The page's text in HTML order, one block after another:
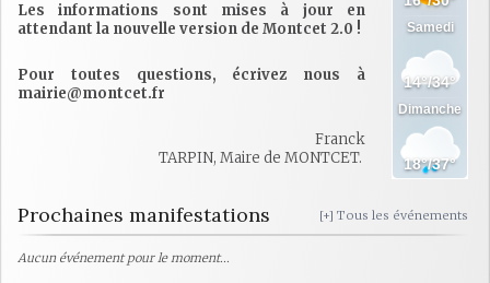
Les informations sont mises à jour en
attendant la nouvelle version de Montcet 2.0 !
Pour toutes questions, écrivez nous à
mairie@montcet.fr
Franck
TARPIN, Maire de MONTCET.
Prochaines manifestations [+] Tous les événements
Aucun événement pour le moment...